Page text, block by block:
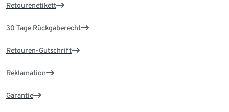
Retourenetikett
30 Tage Rückgaberecht
Retouren-Gutschrift
Reklamation
Garantie